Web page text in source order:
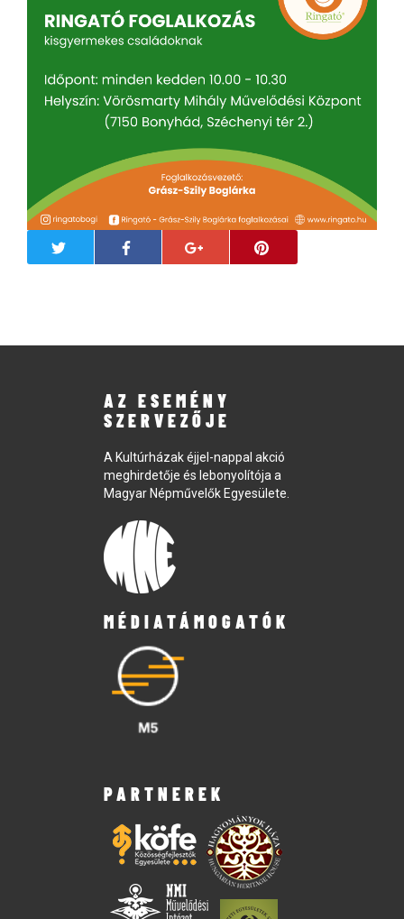
AZ ESEMÉNY
SZERVEZŐJE
A Kultúrházak éjjel-nappal akció
meghirdetője és lebonyolítója a
Magyar Népművelők Egyesülete.
MÉDIATÁMOGATÓK
PARTNEREK